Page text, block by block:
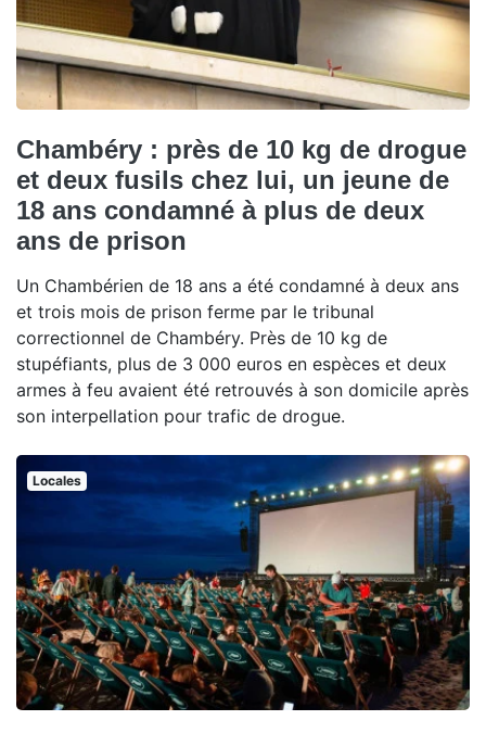
Chambéry : près de 10 kg de drogue
et deux fusils chez lui, un jeune de
18 ans condamné à plus de deux
ans de prison
Un Chambérien de 18 ans a été condamné à deux ans
et trois mois de prison ferme par le tribunal
correctionnel de Chambéry. Près de 10 kg de
stupéfiants, plus de 3 000 euros en espèces et deux
armes à feu avaient été retrouvés à son domicile après
son interpellation pour trafic de drogue.
Locales